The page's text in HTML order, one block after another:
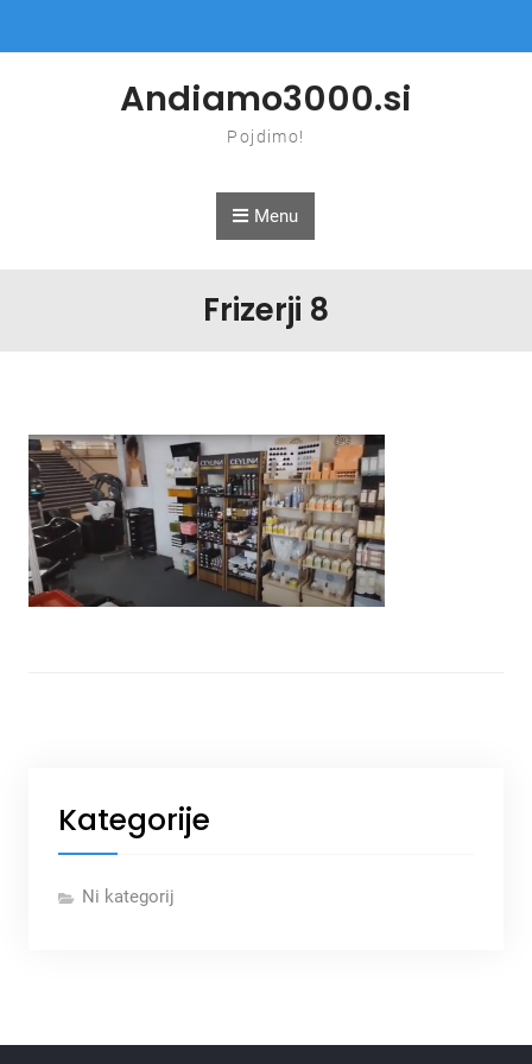
Andiamo3000.si
Pojdimo!
Menu
Frizerji 8
Kategorije
Ni kategorij